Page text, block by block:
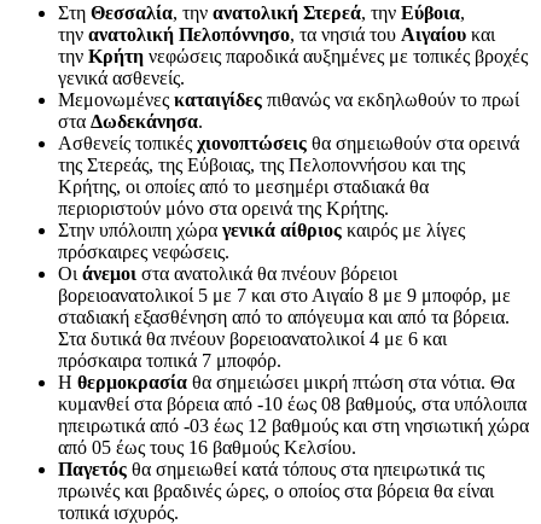
Στη Θεσσαλία, την ανατολική Στερεά, την Εύβοια,
την ανατολική Πελοπόννησο, τα νησιά του Αιγαίου και
την Κρήτη νεφώσεις παροδικά αυξημένες με τοπικές βροχές
γενικά ασθενείς.
Μεμονωμένες καταιγίδες πιθανώς να εκδηλωθούν το πρωί
στα Δωδεκάνησα.
Ασθενείς τοπικές χιονοπτώσεις θα σημειωθούν στα ορεινά
της Στερεάς, της Εύβοιας, της Πελοποννήσου και της
Κρήτης, οι οποίες από το μεσημέρι σταδιακά θα
περιοριστούν μόνο στα ορεινά της Κρήτης.
Στην υπόλοιπη χώρα γενικά αίθριος καιρός με λίγες
πρόσκαιρες νεφώσεις.
Οι άνεμοι στα ανατολικά θα πνέουν βόρειοι
βορειοανατολικοί 5 με 7 και στο Αιγαίο 8 με 9 μποφόρ, με
σταδιακή εξασθένηση από το απόγευμα και από τα βόρεια.
Στα δυτικά θα πνέουν βορειοανατολικοί 4 με 6 και
πρόσκαιρα τοπικά 7 μποφόρ.
Η θερμοκρασία θα σημειώσει μικρή πτώση στα νότια. Θα
κυμανθεί στα βόρεια από -10 έως 08 βαθμούς, στα υπόλοιπα
ηπειρωτικά από -03 έως 12 βαθμούς και στη νησιωτική χώρα
από 05 έως τους 16 βαθμούς Κελσίου.
Παγετός θα σημειωθεί κατά τόπους στα ηπειρωτικά τις
πρωινές και βραδινές ώρες, ο οποίος στα βόρεια θα είναι
τοπικά ισχυρός.